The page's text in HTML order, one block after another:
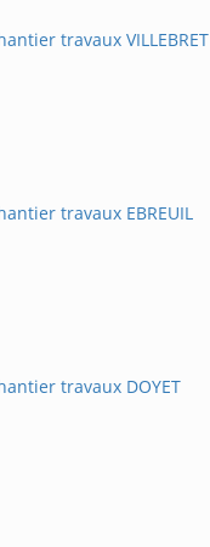
travaux VILLEBRET
travaux EBREUIL
travaux DOYET